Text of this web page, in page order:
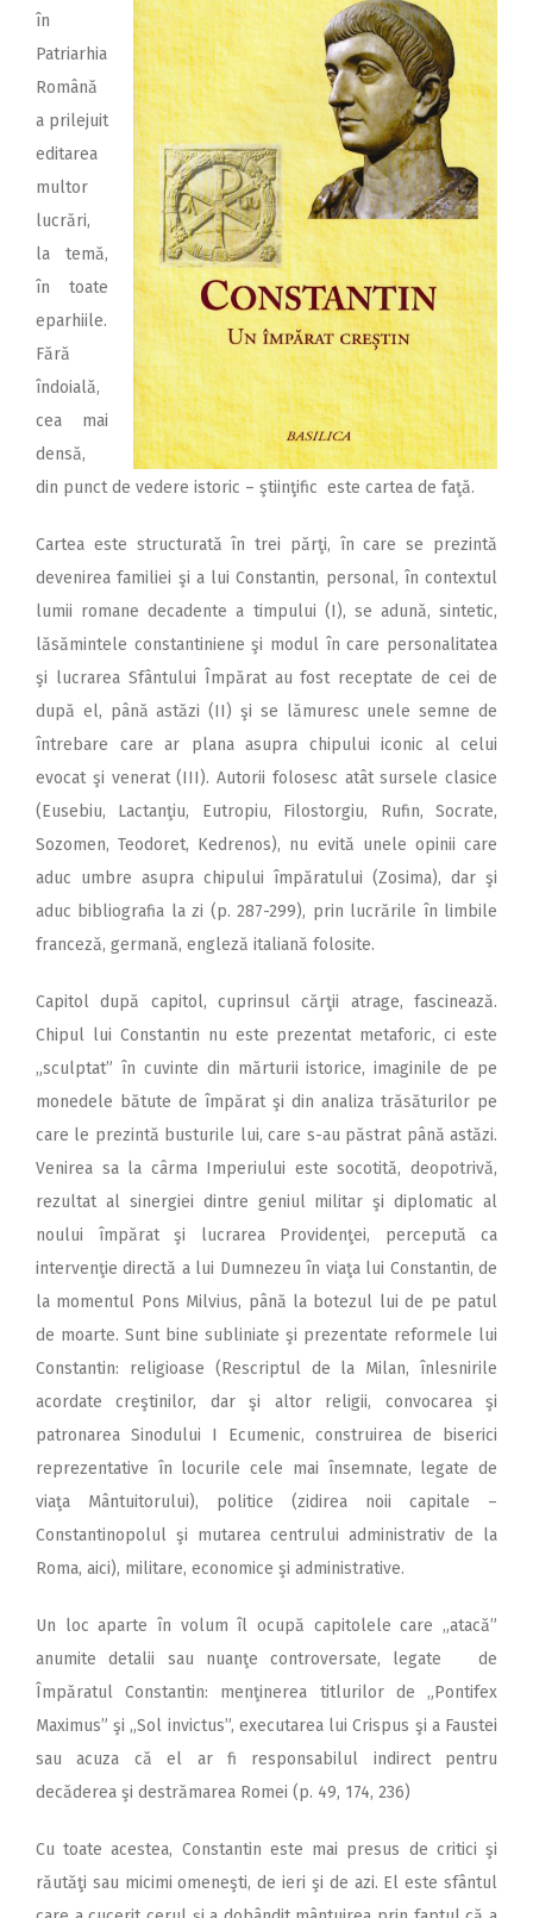
în
Patriarhia
Română
a prilejuit
editarea
multor
lucrări,
la temă,
în toate
eparhiile.
Fără
îndoială,
cea mai
densă,
din punct de vedere istoric – ştiinţific este cartea de faţă.
Cartea este structurată în trei părţi, în care se prezintă
devenirea familiei şi a lui Constantin, personal, în contextul
lumii romane decadente a timpului (I), se adună, sintetic,
lăsămintele constantiniene şi modul în care personalitatea
şi lucrarea Sfântului Împărat au fost receptate de cei de
după el, până astăzi (II) şi se lămuresc unele semne de
întrebare care ar plana asupra chipului iconic al celui
evocat şi venerat (III). Autorii folosesc atât sursele clasice
(Eusebiu, Lactanţiu, Eutropiu, Filostorgiu, Rufin, Socrate,
Sozomen, Teodoret, Kedrenos), nu evită unele opinii care
aduc umbre asupra chipului împăratului (Zosima), dar şi
aduc bibliografia la zi (p. 287-299), prin lucrările în limbile
franceză, germană, engleză italiană folosite.
Capitol după capitol, cuprinsul cărţii atrage, fascinează.
Chipul lui Constantin nu este prezentat metaforic, ci este
„sculptat” în cuvinte din mărturii istorice, imaginile de pe
monedele bătute de împărat şi din analiza trăsăturilor pe
care le prezintă busturile lui, care s-au păstrat până astăzi.
Venirea sa la cârma Imperiului este socotită, deopotrivă,
rezultat al sinergiei dintre geniul militar şi diplomatic al
noului împărat şi lucrarea Providenţei, percepută ca
intervenţie directă a lui Dumnezeu în viaţa lui Constantin, de
la momentul Pons Milvius, până la botezul lui de pe patul
de moarte. Sunt bine subliniate şi prezentate reformele lui
Constantin: religioase (Rescriptul de la Milan, înlesnirile
acordate creştinilor, dar şi altor religii, convocarea şi
patronarea Sinodului I Ecumenic, construirea de biserici
reprezentative în locurile cele mai însemnate, legate de
viaţa Mântuitorului), politice (zidirea noii capitale –
Constantinopolul şi mutarea centrului administrativ de la
Roma, aici), militare, economice şi administrative.
Un loc aparte în volum îl ocupă capitolele care „atacă”
anumite detalii sau nuanţe controversate, legate de
Împăratul Constantin: menţinerea titlurilor de „Pontifex
Maximus” şi „Sol invictus”, executarea lui Crispus şi a Faustei
sau acuza că el ar fi responsabilul indirect pentru
decăderea şi destrămarea Romei (p. 49, 174, 236)
Cu toate acestea, Constantin este mai presus de critici şi
răutăţi sau micimi omeneşti, de ieri şi de azi. El este sfântul